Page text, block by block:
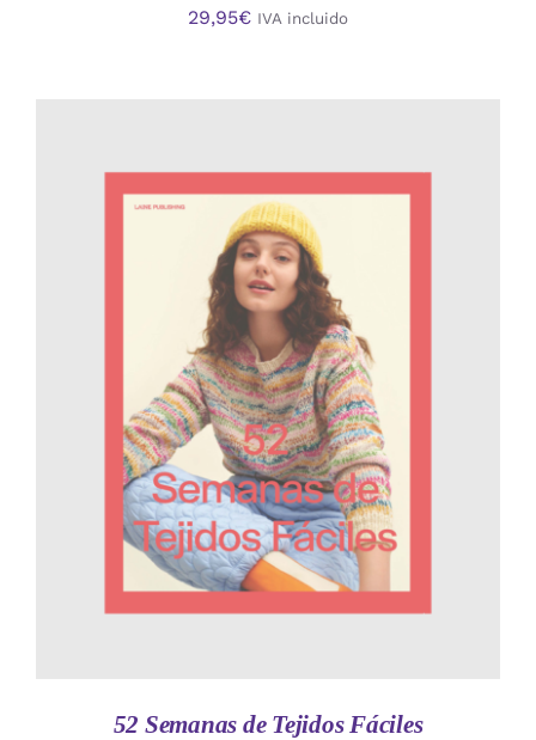
29,95€ IVA incluido
AÑADIR AL CARRITO
/
DETALLES
52 Semanas de Tejidos Fáciles